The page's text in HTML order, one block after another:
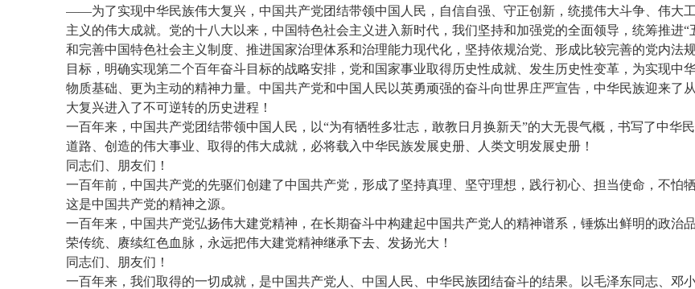
——为了实现中华民族伟大复兴，中国共产党团结带领中国人民，自信自强、守正创新，统揽伟大斗争、伟大
主义的伟大成就。党的十八大以来，中国特色社会主义进入新时代，我们坚持和加强党的全面领导，统筹推进
和完善中国特色社会主义制度、推进国家治理体系和治理能力现代化，坚持依规治党、形成比较完善的党内法
目标，明确实现第二个百年奋斗目标的战略安排，党和国家事业取得历史性成就、发生历史性变革，为实现中
物质基础、更为主动的精神力量。中国共产党和中国人民以英勇顽强的奋斗向世界庄严宣告，中华民族迎来了
大复兴进入了不可逆转的历史进程！
一百年来，中国共产党团结带领中国人民，以“为有牺牲多壮志，敢教日月换新天”的大无畏气概，书写了中华
道路、创造的伟大事业、取得的伟大成就，必将载入中华民族发展史册、人类文明发展史册！
同志们、朋友们！
一百年前，中国共产党的先驱们创建了中国共产党，形成了坚持真理、坚守理想，践行初心、担当使命，不怕
这是中国共产党的精神之源。
一百年来，中国共产党弘扬伟大建党精神，在长期奋斗中构建起中国共产党人的精神谱系，锤炼出鲜明的政治
荣传统、赓续红色血脉，永远把伟大建党精神继承下去、发扬光大！
同志们、朋友们！
一百年来，我们取得的一切成就，是中国共产党人、中国人民、中华民族团结奋斗的结果。以毛泽东同志、邓